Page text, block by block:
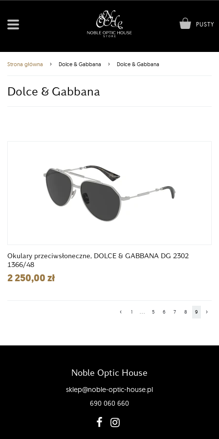
PUSTY
Strona główna › Dolce & Gabbana › Dolce & Gabbana
Dolce & Gabbana
Okulary przeciwsłoneczne, DOLCE & GABBANA DG 2302
1366/48
2 250,00 zł
‹ 1 5 6 7 8 9 ›
Noble Optic House
sklep@noble-optic-house.pl
690 060 660